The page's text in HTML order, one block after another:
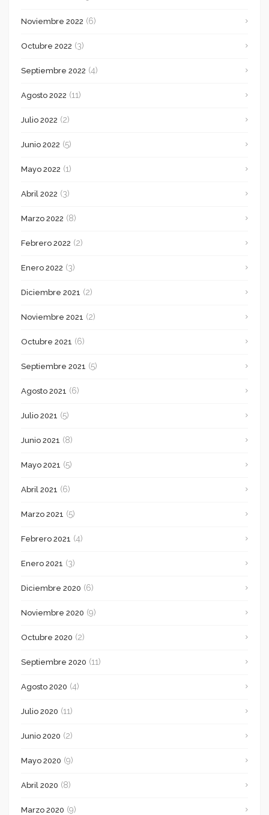
Noviembre 2022 (6)
Octubre 2022 (3)
Septiembre 2022 (4)
Agosto 2022 (11)
Julio 2022 (2)
Junio 2022 (5)
Mayo 2022 (1)
Abril 2022 (3)
Marzo 2022 (8)
Febrero 2022 (2)
Enero 2022 (3)
Diciembre 2021 (2)
Noviembre 2021 (2)
Octubre 2021 (6)
Septiembre 2021 (5)
Agosto 2021 (6)
Julio 2021 (5)
Junio 2021 (8)
Mayo 2021 (5)
Abril 2021 (6)
Marzo 2021 (5)
Febrero 2021 (4)
Enero 2021 (3)
Diciembre 2020 (6)
Noviembre 2020 (9)
Octubre 2020 (2)
Septiembre 2020 (11)
Agosto 2020 (4)
Julio 2020 (11)
Junio 2020 (2)
Mayo 2020 (9)
Abril 2020 (8)
Marzo 2020 (9)